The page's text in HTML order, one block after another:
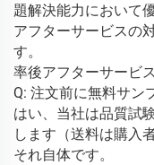
題解決能力において
アフターサービスの
す。
率後アフターサービ
Q: 注文前に無料サン
はい、当社は品質試
します（送料は購入
それ自体です。